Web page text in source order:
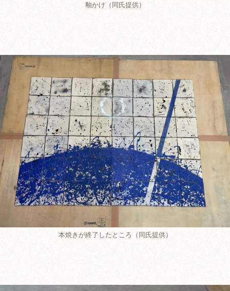
釉かけ（同氏提供）
本焼きが終了したところ（同氏提供）